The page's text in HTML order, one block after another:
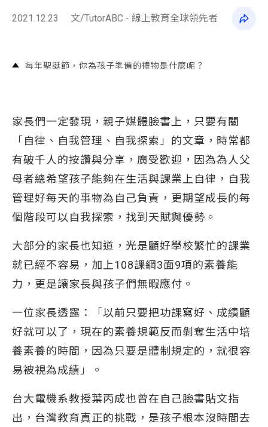
2021.12.23 文/TutorABC - 線上教育全球領先者
每年聖誕節，你為孩子準備的禮物是什麼呢？
家長們一定發現，親子媒體臉書上，只要有關
「自律、自我管理、自我探索」的文章，時常都
有破千人的按讚與分享，廣受歡迎，因為為人父
母者總希望孩子能夠在生活與課業上自律，自我
管理好每天的事物為自己負責，更期望成長的每
個階段可以自我探索，找到天賦與優勢。
大部分的家長也知道，光是顧好學校繁忙的課業
就已經不容易，加上108課綱3面9項的素養能
力，更是讓家長與孩子們無暇應付。
一位家長透露：「以前只要把功課寫好、成績顧
好就可以了，現在的素養規範反而剝奪生活中培
養素養的時間，因為只要是體制規定的，就很容
易被視為成績」。
台大電機系教授葉丙成也曾在自己臉書貼文指
出，台灣教育真正的挑戰，是孩子根本沒時間去